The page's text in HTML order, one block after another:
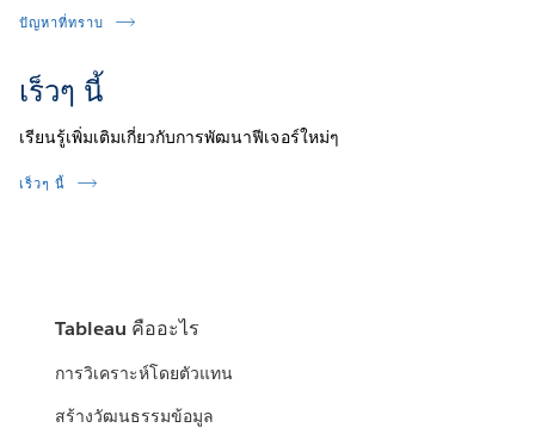
ปัญหาที่ทราบ
เร็วๆ นี้
เรียนรู้เพิ่มเติมเกี่ยวกับการพัฒนาฟีเจอร์ใหม่ๆ
เร็วๆ นี้
Tableau คืออะไร
การวิเคราะห์โดยตัวแทน
สร้างวัฒนธรรมข้อมูล